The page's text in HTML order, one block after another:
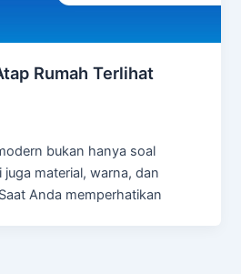
Rumah Terlihat
bukan hanya soal
material, warna, dan
Anda memperhatikan